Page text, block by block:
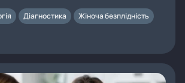
Діагностика Жіноча безплідність